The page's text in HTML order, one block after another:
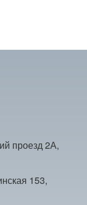
проезд 2А,
153,